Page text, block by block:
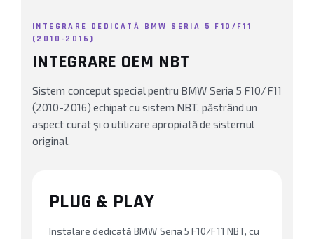
INTEGRARE DEDICATĂ BMW SERIA 5 F10/F11
(2010-2016)
INTEGRARE OEM NBT
Sistem conceput special pentru BMW Seria 5 F10/F11
(2010-2016) echipat cu sistem NBT, păstrând un
aspect curat și o utilizare apropiată de sistemul
original.
PLUG & PLAY
Instalare dedicată BMW Seria 5 F10/F11 NBT, cu